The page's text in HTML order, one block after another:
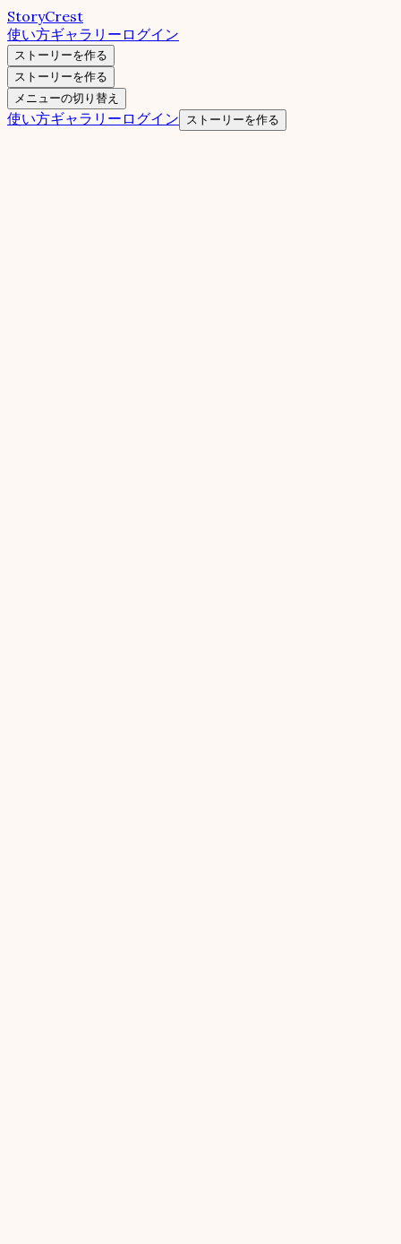
StoryCrest
使い方ギャラリー ログイン
ストーリーを作る
ストーリーを作る
メニューの切り替え
使い方ギャラリー ログイン ストーリーを作る